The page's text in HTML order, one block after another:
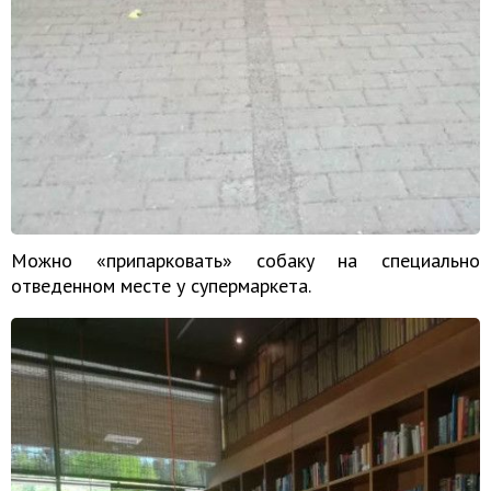
Можно «припарковать» собаку на специально
отведенном месте у супермаркета.